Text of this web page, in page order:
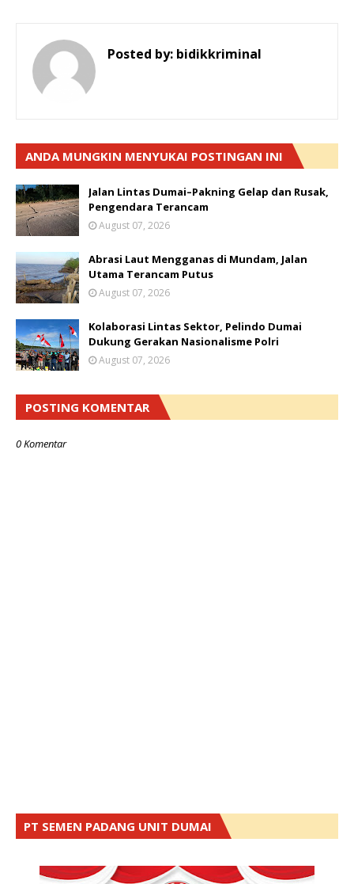
Posted by: bidikkriminal
ANDA MUNGKIN MENYUKAI POSTINGAN INI
Jalan Lintas Dumai–Pakning Gelap dan Rusak,
Pengendara Terancam
August 07, 2026
Abrasi Laut Mengganas di Mundam, Jalan
Utama Terancam Putus
August 07, 2026
Kolaborasi Lintas Sektor, Pelindo Dumai
Dukung Gerakan Nasionalisme Polri
August 07, 2026
POSTING KOMENTAR
0 Komentar
PT SEMEN PADANG UNIT DUMAI